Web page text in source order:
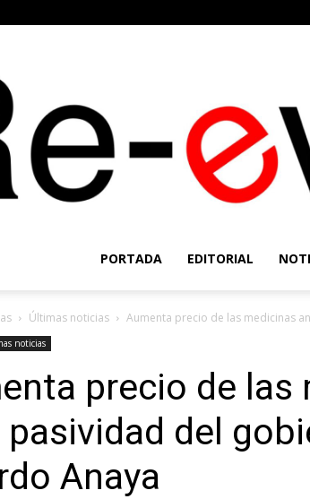
PORTADA EDITORIAL
Últimas noticias Aumenta precio de las medicinas
noticias
precio de las
pasividad del
Anaya